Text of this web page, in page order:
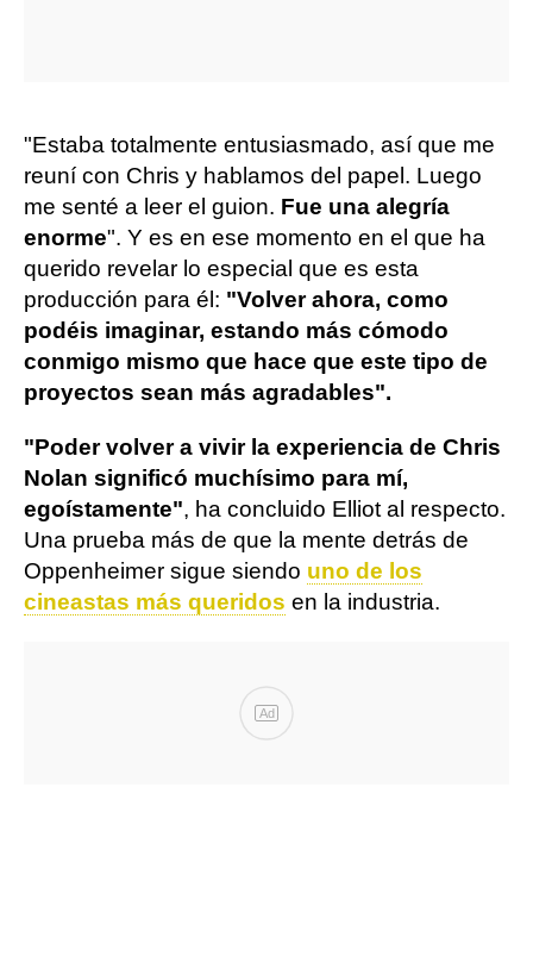
"Estaba totalmente entusiasmado, así que me
reuní con Chris y hablamos del papel. Luego
me senté a leer el guion. Fue una alegría
enorme". Y es en ese momento en el que ha
querido revelar lo especial que es esta
producción para él: "Volver ahora, como
podéis imaginar, estando más cómodo
conmigo mismo que hace que este tipo de
proyectos sean más agradables".
"Poder volver a vivir la experiencia de Chris
Nolan significó muchísimo para mí,
egoístamente", ha concluido Elliot al respecto.
Una prueba más de que la mente detrás de
Oppenheimer sigue siendo uno de los
cineastas más queridos en la industria.
Ad